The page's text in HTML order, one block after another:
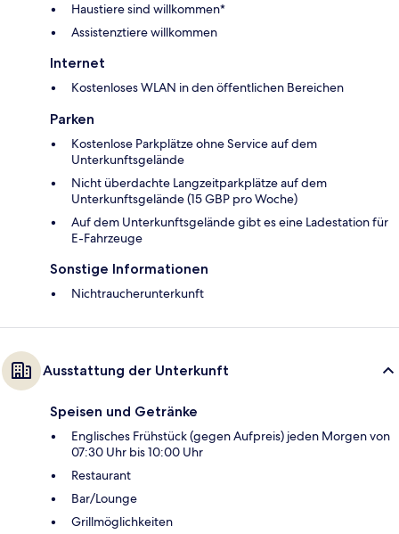
Haustiere sind willkommen*
Assistenztiere willkommen
Internet
Kostenloses WLAN in den öffentlichen Bereichen
Parken
Kostenlose Parkplätze ohne Service auf dem
Unterkunftsgelände
Nicht überdachte Langzeitparkplätze auf dem
Unterkunftsgelände (15 GBP pro Woche)
Auf dem Unterkunftsgelände gibt es eine Ladestation für
E-Fahrzeuge
Sonstige Informationen
Nichtraucherunterkunft
Ausstattung der Unterkunft
Speisen und Getränke
Englisches Frühstück (gegen Aufpreis) jeden Morgen von
07:30 Uhr bis 10:00 Uhr
Restaurant
Bar/Lounge
Grillmöglichkeiten